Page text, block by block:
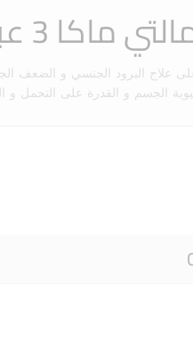
3 عبوات
علاج البرود الجنسي و الضعف
الجسم و القدرة على التحمل و